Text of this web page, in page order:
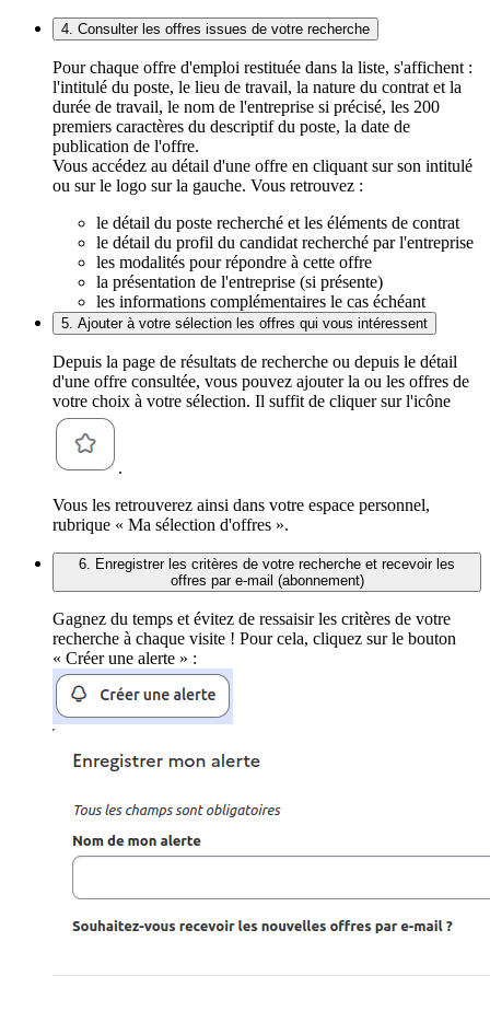
4. Consulter les offres issues de votre recherche
Pour chaque offre d'emploi restituée dans la liste, s'affichent :
l'intitulé du poste, le lieu de travail, la nature du contrat et la
durée de travail, le nom de l'entreprise si précisé, les 200
premiers caractères du descriptif du poste, la date de
publication de l'offre.
Vous accédez au détail d'une offre en cliquant sur son intitulé
ou sur le logo sur la gauche. Vous retrouvez :
le détail du poste recherché et les éléments de contrat
le détail du profil du candidat recherché par l'entreprise
les modalités pour répondre à cette offre
la présentation de l'entreprise (si présente)
les informations complémentaires le cas échéant
5. Ajouter à votre sélection les offres qui vous intéressent
Depuis la page de résultats de recherche ou depuis le détail
d'une offre consultée, vous pouvez ajouter la ou les offres de
votre choix à votre sélection. Il suffit de cliquer sur l'icône
.
Vous les retrouverez ainsi dans votre espace personnel,
rubrique « Ma sélection d'offres ».
6. Enregistrer les critères de votre recherche et recevoir les
offres par e-mail (abonnement)
Gagnez du temps et évitez de ressaisir les critères de votre
recherche à chaque visite ! Pour cela, cliquez sur le bouton
« Créer une alerte » :